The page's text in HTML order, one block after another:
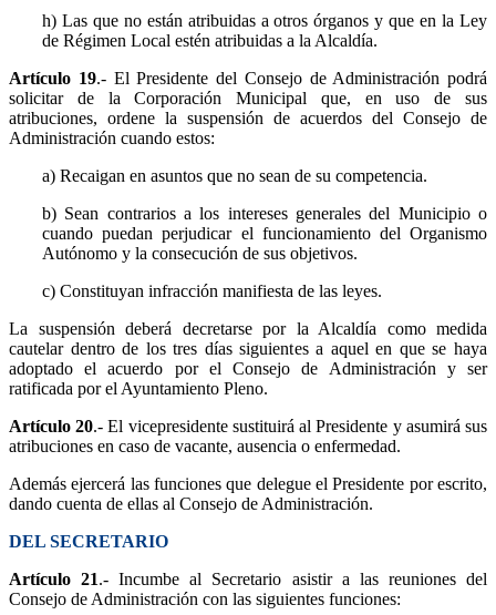
h) Las que no están atribuidas a otros órganos y que en la Ley
de Régimen Local estén atribuidas a la Alcaldía.
Artículo 19.- El Presidente del Consejo de Administración podrá
solicitar de la Corporación Municipal que, en uso de sus
atribuciones, ordene la suspensión de acuerdos del Consejo de
Administración cuando estos:
a) Recaigan en asuntos que no sean de su competencia.
b) Sean contrarios a los intereses generales del Municipio o
cuando puedan perjudicar el funcionamiento del Organismo
Autónomo y la consecución de sus objetivos.
c) Constituyan infracción manifiesta de las leyes.
La suspensión deberá decretarse por la Alcaldía como medida
cautelar dentro de los tres días siguientes a aquel en que se haya
adoptado el acuerdo por el Consejo de Administración y ser
ratificada por el Ayuntamiento Pleno.
Artículo 20.- El vicepresidente sustituirá al Presidente y asumirá sus
atribuciones en caso de vacante, ausencia o enfermedad.
Además ejercerá las funciones que delegue el Presidente por escrito,
dando cuenta de ellas al Consejo de Administración.
DEL SECRETARIO
Artículo 21.- Incumbe al Secretario asistir a las reuniones del
Consejo de Administración con las siguientes funciones: